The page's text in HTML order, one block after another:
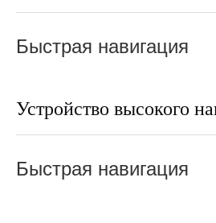
Быстрая навигация
Устройство высокого
Быстрая навигация